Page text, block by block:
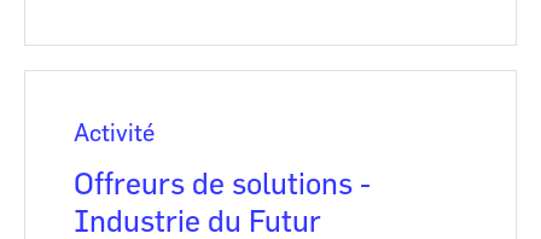
Activité
Offreurs de solutions -
Industrie du Futur